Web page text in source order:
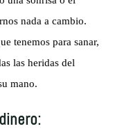
nada a cambio.
tenemos para sanar,
las heridas del
mano.